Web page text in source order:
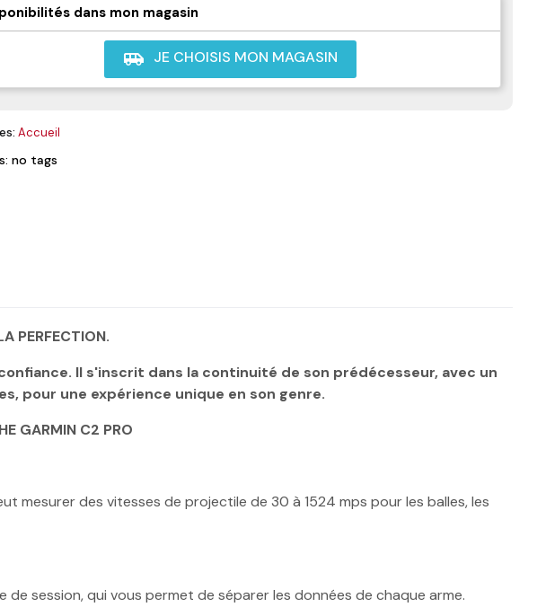
dans mon magasin
airport_shuttle JE CHOISIS MON MAGASIN
Accueil
no tags
PERFECTION.
Il s'inscrit dans la continuité de son prédécesseur, avec un
pour une expérience unique en son genre.
GARMIN C2 PRO
mesurer des vitesses de projectile de 30 à 1524 mps pour les balles, les
session, qui vous permet de séparer les données de chaque arme.